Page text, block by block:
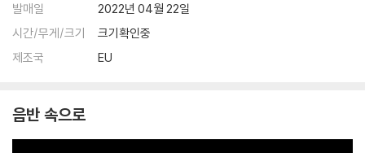
발매일
2022년 04월 22일
시간/무게/크기
크기확인중
제조국
EU
음반 속으로